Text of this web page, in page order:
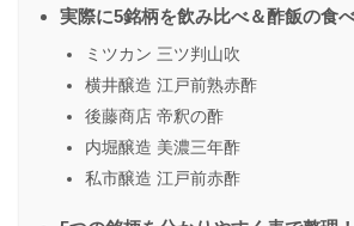
実際に5銘柄を飲み比べ＆酢飯の食
ミツカン 三ツ判山吹
横井醸造 江戸前熟赤酢
後藤商店 帝釈の酢
内堀醸造 美濃三年酢
私市醸造 江戸前赤酢